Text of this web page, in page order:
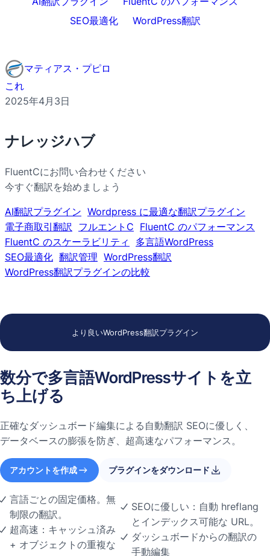
SEO最適化
WordPress翻訳
マティアス・プピロ
これ
2025年4月3日
ナレッジハブ
FluentCにお問い合わせください
今すぐ翻訳を始めましょう
AI翻訳プラグイン Wordpress に最適な翻訳プラグイン
電子商取引翻訳
フルエントC FluentC のパフォーマンス
FluentC のスケーラビリティ
多言語WordPress
SEO最適化 翻訳管理 WordPress翻訳
WordPress翻訳プラグインの比較
より良いWordPress翻訳プラグイン
数分で多言語WordPressサイトを立
ち上げる
正確なダッシュボード編集による自動翻訳 SEOに優しく、
データベースの膨張を防ぎ、超高速なパフォーマンス。
アカウントを作成 プラグインをダウンロード
言語ごとの固定価格。無
制限の翻訳。
超高速：キャッシュ済み
+ オブジェクトの重複な
SEOに優しい：自動 hreflang
とインデックス可能な URL。
ダッシュボードからの翻訳の
手動編集